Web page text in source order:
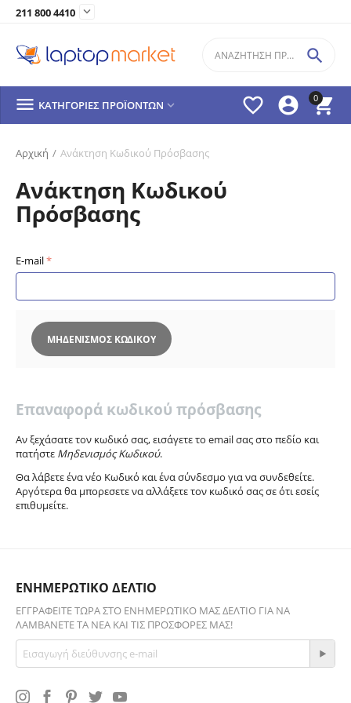
211 800 4410 
0




 ΚΑΤΗΓΟΡΊΕΣ ΠΡΟΪΌΝΤΩΝ 
Αρχική / Ανάκτηση Κωδικού Πρόσβασης
Ανάκτηση Κωδικού
Πρόσβασης
E-mail
ΜΗΔΕΝΙΣΜΌΣ ΚΩΔΙΚΟΎ
Επαναφορά κωδικού πρόσβασης
Αν ξεχάσατε τον κωδικό σας, εισάγετε το email σας στο πεδίο και
πατήστε Μηδενισμός Κωδικού.
Θα λάβετε ένα νέο Κωδικό και ένα σύνδεσμο για να συνδεθείτε.
Αργότερα θα μπορεσετε να αλλάξετε τον κωδικό σας σε ότι εσείς
επιθυμείτε.
ΕΝΗΜΕΡΩΤΙΚΟ ΔΕΛΤΙΟ
ΕΓΓΡΑΦΕΊΤΕ ΤΏΡΑ ΣΤΟ ΕΝΗΜΕΡΩΤΙΚΌ ΜΑΣ ΔΕΛΤΊΟ ΓΙΑ ΝΑ
ΛΑΜΒΆΝΕΤΕ ΤΑ ΝΈΑ ΚΑΙ ΤΙΣ ΠΡΟΣΦΟΡΈΣ ΜΑΣ!